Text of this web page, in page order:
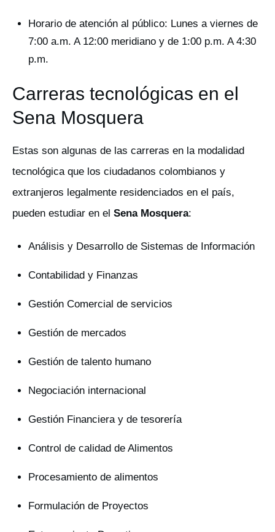
Horario de atención al público: Lunes a viernes de
7:00 a.m. A 12:00 meridiano y de 1:00 p.m. A 4:30
p.m.
Carreras tecnológicas en el
Sena Mosquera
Estas son algunas de las carreras en la modalidad
tecnológica que los ciudadanos colombianos y
extranjeros legalmente residenciados en el país,
pueden estudiar en el Sena Mosquera:
Análisis y Desarrollo de Sistemas de Información
Contabilidad y Finanzas
Gestión Comercial de servicios
Gestión de mercados
Gestión de talento humano
Negociación internacional
Gestión Financiera y de tesorería
Control de calidad de Alimentos
Procesamiento de alimentos
Formulación de Proyectos